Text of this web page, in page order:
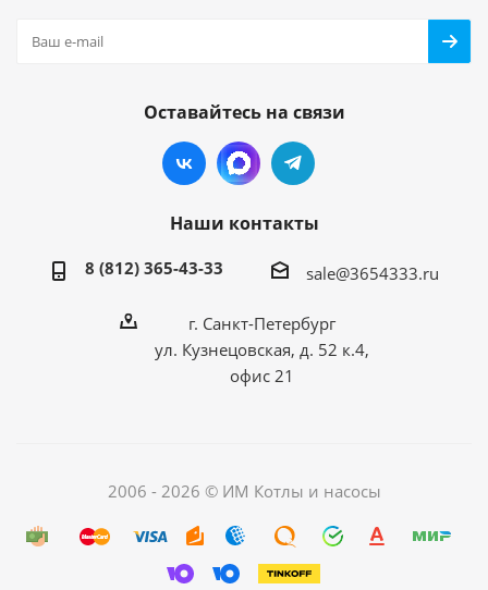
Оставайтесь на связи
Наши контакты
8 (812) 365-43-33 sale@3654333.ru
г. Санкт-Петербург
ул. Кузнецовская, д. 52 к.4,
офис 21
2006 - 2026 © ИМ Котлы и насосы